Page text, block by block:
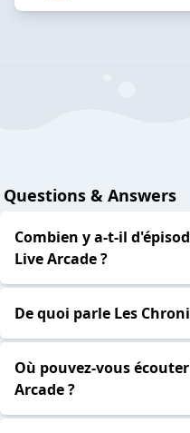
Questions & Answers
Combien y a-t-il
Live Arcade ?
De quoi parle Les
Où pouvez-vous
Arcade ?